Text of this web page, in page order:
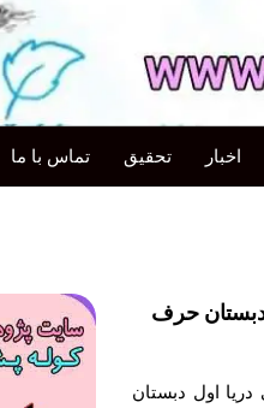
اخبار تحقیق تماس با ما
حرف
اول دبستان